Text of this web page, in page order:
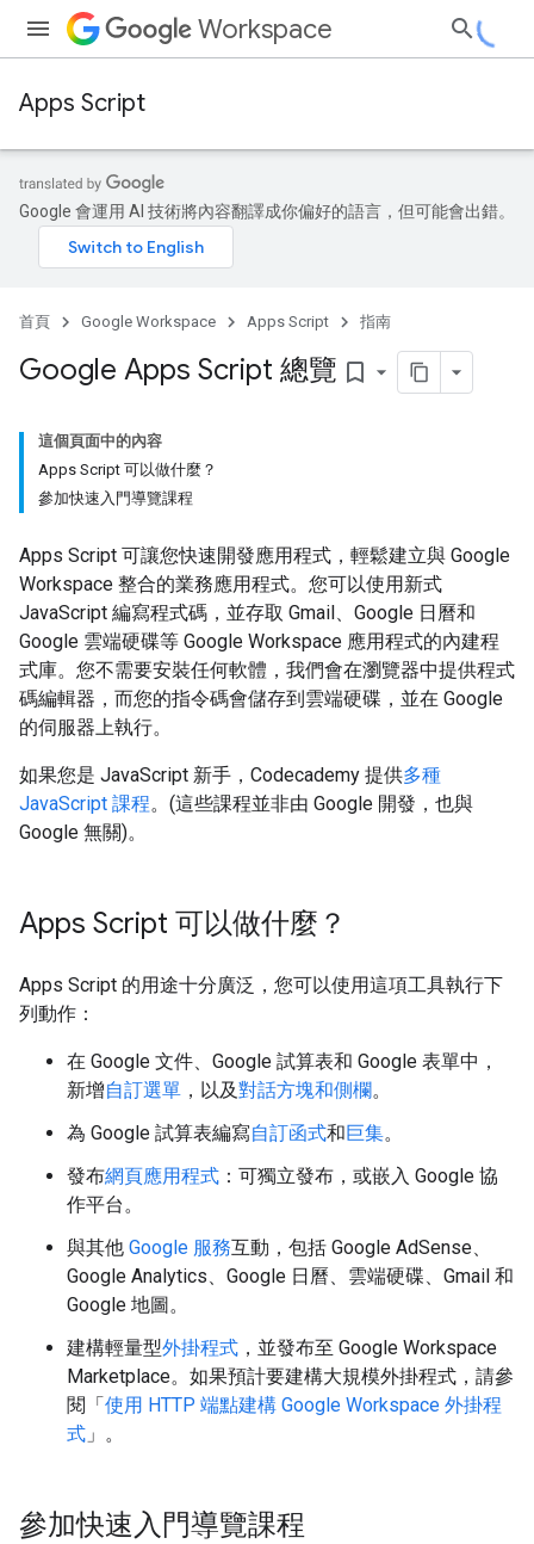
Workspace
Apps Script
Google 會運用 AI 技術將內容翻譯成你偏好的語言，但可能會出錯。
首頁 Google Workspace Apps Script 指南
Google Apps Script 總覽 bookmark_border
這個頁面中的內容
Apps Script 可以做什麼？
參加快速入門導覽課程
Apps Script 可讓您快速開發應用程式，輕鬆建立與 Google
Workspace 整合的業務應用程式。您可以使用新式
JavaScript 編寫程式碼，並存取 Gmail、Google 日曆和
Google 雲端硬碟等 Google Workspace 應用程式的內建程
式庫。您不需要安裝任何軟體，我們會在瀏覽器中提供程式
碼編輯器，而您的指令碼會儲存到雲端硬碟，並在 Google
的伺服器上執行。
如果您是 JavaScript 新手，Codecademy 提供多種
JavaScript 課程。(這些課程並非由 Google 開發，也與
Google 無關)。
Apps Script 可以做什麼？
Apps Script 的用途十分廣泛，您可以使用這項工具執行下
列動作：
在 Google 文件、Google 試算表和 Google 表單中，
新增自訂選單 ，以及對話方塊和側欄。
為 Google 試算表編寫自訂函式和巨集。
發布網頁應用程式 ：可獨立發布，或嵌入 Google 協
作平台。
與其他 Google 服務互動，包括 Google AdSense、
Google Analytics、Google 日曆、雲端硬碟、Gmail 和
Google 地圖。
建構輕量型外掛程式 ，並發布至 Google Workspace
Marketplace。如果預計要建構大規模外掛程式，請參
閱「使用 HTTP 端點建構 Google Workspace 外掛程
式 」。
參加快速入門導覽課程